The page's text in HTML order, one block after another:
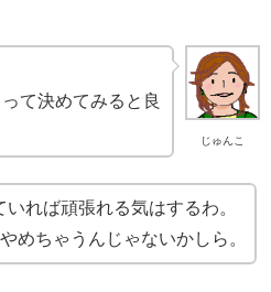
じゅんこ
って決めてみると良
れば頑張れる気はするわ。
めちゃうんじゃないかしら。